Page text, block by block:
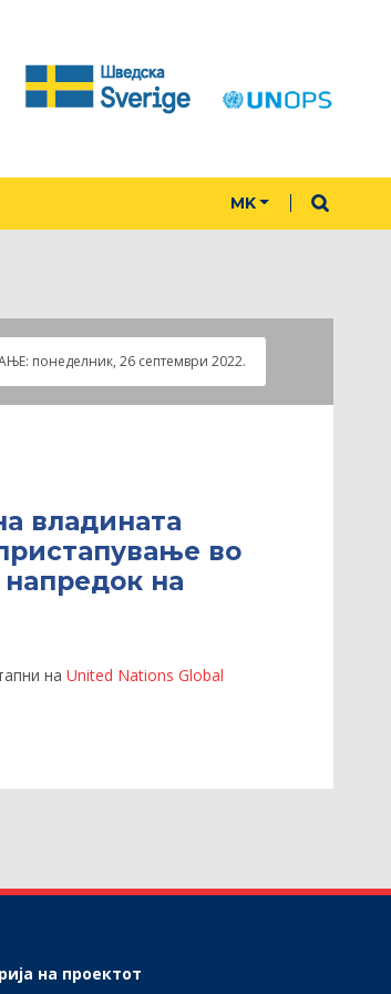
MK
понеделник, 26 септември 2022.
владината
во
на
наUnited Nations Global
на проектот